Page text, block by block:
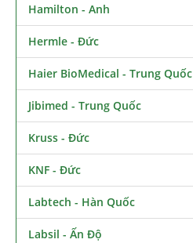
Hamilton - Anh
Hermle - Đức
Haier BioMedical - Trung Quốc
Jibimed - Trung Quốc
Kruss - Đức
KNF - Đức
Labtech - Hàn Quốc
Labsil - Ấn Độ